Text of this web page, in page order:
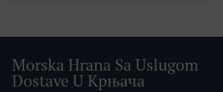
Morska Hrana Sa Uslugom
Dostave U Крњача